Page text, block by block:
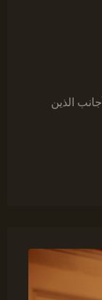
الذين